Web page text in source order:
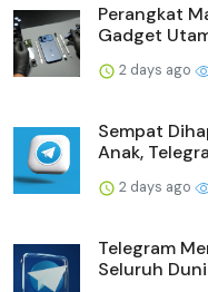
Perangkat
Gadget
2 days ago
Sempat
Anak,
2 days ago
Telegram
Seluruh